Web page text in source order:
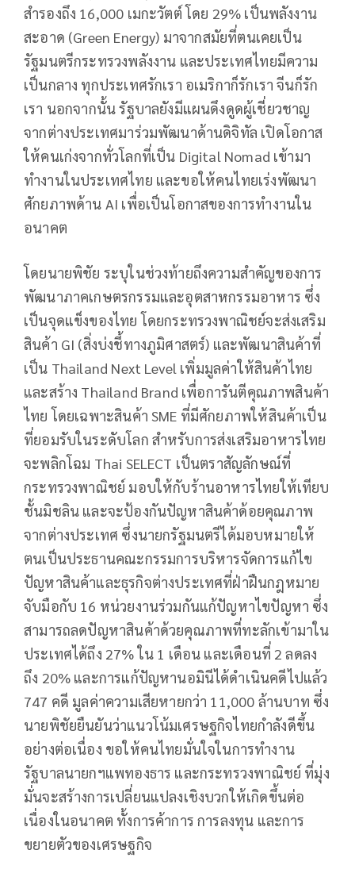
สำรองถึง 16,000 เมกะวัตต์ โดย 29% เป็นพลังงาน
สะอาด (Green Energy) มาจากสมัยที่ตนเคยเป็น
รัฐมนตรีกระทรวงพลังงาน และประเทศไทยมีความ
เป็นกลาง ทุกประเทศรักเรา อเมริกาก็รักเรา จีนก็รัก
เรา นอกจากนั้น รัฐบาลยังมีแผนดึงดูดผู้เชี่ยวชาญ
จากต่างประเทศมาร่วมพัฒนาด้านดิจิทัล เปิดโอกาส
ให้คนเก่งจากทั่วโลกที่เป็น Digital Nomad เข้ามา
ทำงานในประเทศไทย และขอให้คนไทยเร่งพัฒนา
ศักยภาพด้าน AI เพื่อเป็นโอกาสของการทำงานใน
อนาคต
โดยนายพิชัย ระบุในช่วงท้ายถึงความสำคัญของการ
พัฒนาภาคเกษตรกรรมและอุตสาหกรรมอาหาร ซึ่ง
เป็นจุดแข็งของไทย โดยกระทรวงพาณิชย์จะส่งเสริม
สินค้า GI (สิ่งบ่งชี้ทางภูมิศาสตร์) และพัฒนาสินค้าที่
เป็น Thailand Next Level เพิ่มมูลค่าให้สินค้าไทย
และสร้าง Thailand Brand เพื่อการันตีคุณภาพสินค้า
ไทย โดยเฉพาะสินค้า SME ที่มีศักยภาพให้สินค้าเป็น
ที่ยอมรับในระดับโลก สำหรับการส่งเสริมอาหารไทย
จะพลิกโฉม Thai SELECT เป็นตราสัญลักษณ์ที่
กระทรวงพาณิชย์ มอบให้กับร้านอาหารไทยให้เทียบ
ชั้นมิชลิน และจะป้องกันปัญหาสินค้าด้อยคุณภาพ
จากต่างประเทศ ซึ่งนายกรัฐมนตรีได้มอบหมายให้
ตนเป็นประธานคณะกรรมการบริหารจัดการแก้ไข
ปัญหาสินค้าและธุรกิจต่างประเทศที่ฝ่าฝืนกฎหมาย
จับมือกับ 16 หน่วยงานร่วมกันแก้ปัญหาไขปัญหา ซึ่ง
สามารถลดปัญหาสินค้าด้วยคุณภาพที่ทะลักเข้ามาใน
ประเทศได้ถึง 27% ใน 1 เดือน และเดือนที่ 2 ลดลง
ถึง 20% และการแก้ปัญหานอมินีได้ดำเนินคดีไปแล้ว
747 คดี มูลค่าความเสียหายกว่า 11,000 ล้านบาท ซึ่ง
นายพิชัยยืนยันว่าแนวโน้มเศรษฐกิจไทยกำลังดีขึ้น
อย่างต่อเนื่อง ขอให้คนไทยมั่นใจในการทำงาน
รัฐบาลนายกฯแพทองธาร และกระทรวงพาณิชย์ ที่มุ่ง
มั่นจะสร้างการเปลี่ยนแปลงเชิงบวกให้เกิดขึ้นต่อ
เนื่องในอนาคต ทั้งการค้าการ การลงทุน และการ
ขยายตัวของเศรษฐกิจ